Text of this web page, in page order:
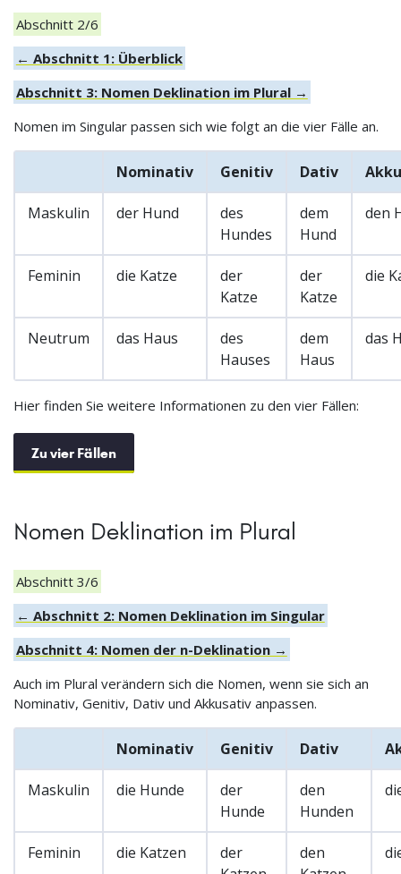
Abschnitt 2/6
← Abschnitt 1: Überblick
Abschnitt 3: Nomen Deklination im Plural →
Nomen im Singular passen sich wie folgt an die vier Fälle an.
Nominativ Genitiv Dativ
Maskulin der Hund
des
Hundes
dem
Hund
den
Feminin die Katze
der
Katze
der
Katze
die
Neutrum das Haus
des
Hauses
dem
Haus
das
Hier finden Sie weitere Informationen zu den vier Fällen:
Zu vier Fällen
Nomen Deklination im Plural
Abschnitt 3/6
← Abschnitt 2: Nomen Deklination im Singular
Abschnitt 4: Nomen der n-Deklination →
Auch im Plural verändern sich die Nomen, wenn sie sich an
Nominativ, Genitiv, Dativ und Akkusativ anpassen.
Nominativ Genitiv Dativ
Maskulin die Hunde
der
Hunde
den
Hunden
Feminin die Katzen
der
den